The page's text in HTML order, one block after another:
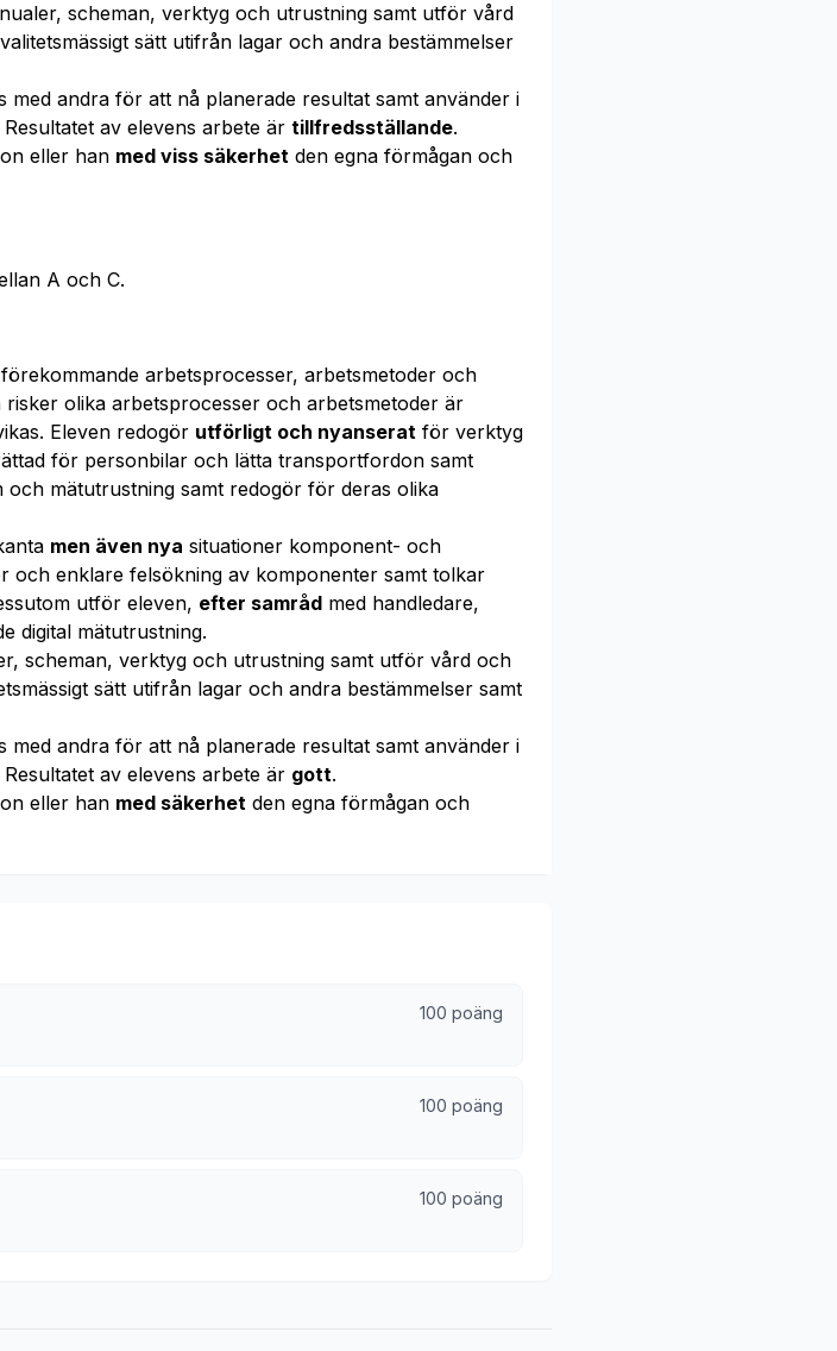
scheman, verktyg och utrustning samt utför vård
sätt utifrån lagar och andra bestämmelser
med andra för att nå planerade resultat samt använder i
av elevens arbete är tillfredsställande.
eller han med viss säkerhet den egna förmågan och
A och C.
arbetsprocesser, arbetsmetoder och
olika arbetsprocesser och arbetsmetoder är
Eleven redogör utförligt och nyanserat för verktyg
för personbilar och lätta transportfordon samt
mätutrustning samt redogör för deras olika
men även nya situationer komponent- och
och enklare felsökning av komponenter samt tolkar
utför eleven, efter samråd med handledare,
digital mätutrustning.
scheman, verktyg och utrustning samt utför vård och
sätt utifrån lagar och andra bestämmelser samt
med andra för att nå planerade resultat samt använder i
av elevens arbete är gott.
eller han med säkerhet den egna förmågan och
100 poäng
100 poäng
100 poäng